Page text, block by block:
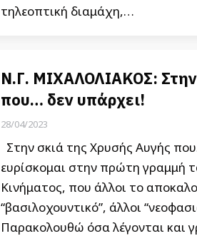
τηλεοπτική διαμάχη,…
Ν.Γ. ΜΙΧΑΛΟΛΙΑΚΟΣ:
που… δεν υπάρχει!
28/04/2023
Στην σκιά της Χρυσής Αυγής
ευρίσκομαι στην πρώτη γραμμή
Κινήματος, που άλλοι το
“βασιλοχουντικό”, άλλοι
Παρακολουθώ όσα λέγονται και